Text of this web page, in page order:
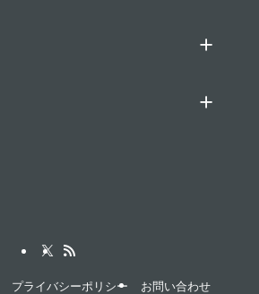
プライバシーポリシー お問い合わせ